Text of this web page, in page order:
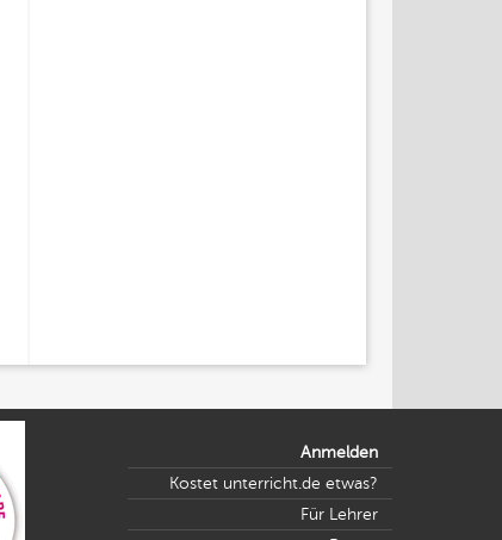
Anmelden
Kostet unterricht.de etwas?
Für Lehrer